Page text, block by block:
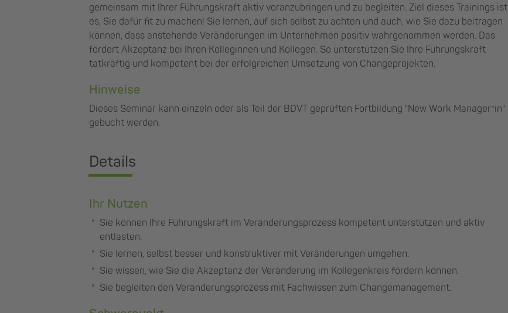
gemeinsam mit Ihrer Führungskraft aktiv voranzubringen und zu begleiten. Ziel dieses Trainings ist
es, Sie dafür fit zu machen! Sie lernen, auf sich selbst zu achten und auch, wie Sie dazu beitragen
können, dass anstehende Veränderungen im Unternehmen positiv wahrgenommen werden. Das
fördert Akzeptanz bei Ihren Kolleginnen und Kollegen. So unterstützen Sie Ihre Führungskraft
tatkräftig und kompetent bei der erfolgreichen Umsetzung von Changeprojekten.
Hinweise
Dieses Seminar kann einzeln oder als Teil der BDVT geprüften Fortbildung "New Work Manager*in"
gebucht werden.
Details
Ihr Nutzen
Sie können Ihre Führungskraft im Veränderungsprozess kompetent unterstützen und aktiv
entlasten.
Sie lernen, selbst besser und konstruktiver mit Veränderungen umgehen.
Sie wissen, wie Sie die Akzeptanz der Veränderung im Kollegenkreis fördern können.
Sie begleiten den Veränderungsprozess mit Fachwissen zum Changemanagement.